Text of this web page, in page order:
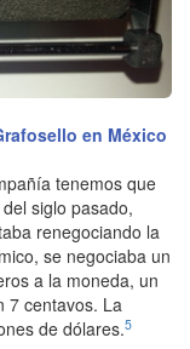
en México
tenemos que
siglo pasado,
renegociando la
se negociaba un
a la moneda, un
7 centavos. La
de dólares.5